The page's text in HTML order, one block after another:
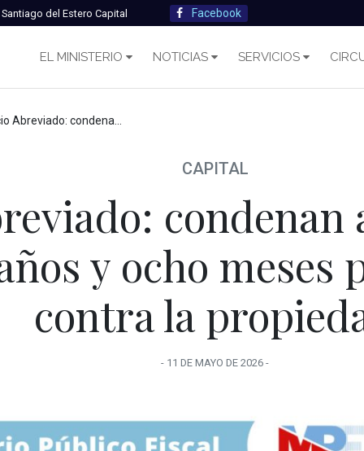
del Estero Capital Facebook
EL MINISTERIO NOTICIAS SERVICIOS
condenan a un hombre a dos años y ocho meses por delitos contra la propiedad
CAPITAL
condenan
y ocho meses
contra la
- 11 DE MAYO DE2026 -